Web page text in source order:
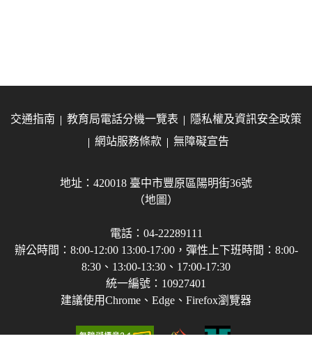
交通指南 教育局電話分機一覽表
隱私權及資訊安全政策
網站服務條款
無障礙宣告
地址：420018 臺中市豐原區陽明街36號
（地圖）
電話：04-22289111
辦公時間：8:00-12:00 13:00-17:00，彈性上下班時間：8:00-
8:30、13:00-13:30、17:00-17:30
統一編號：10927401
建議使用Chrome、Edge、Firefox瀏覽器